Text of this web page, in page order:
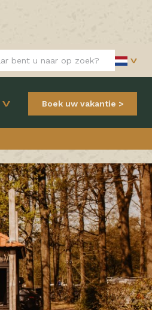
Boek uw vakantie